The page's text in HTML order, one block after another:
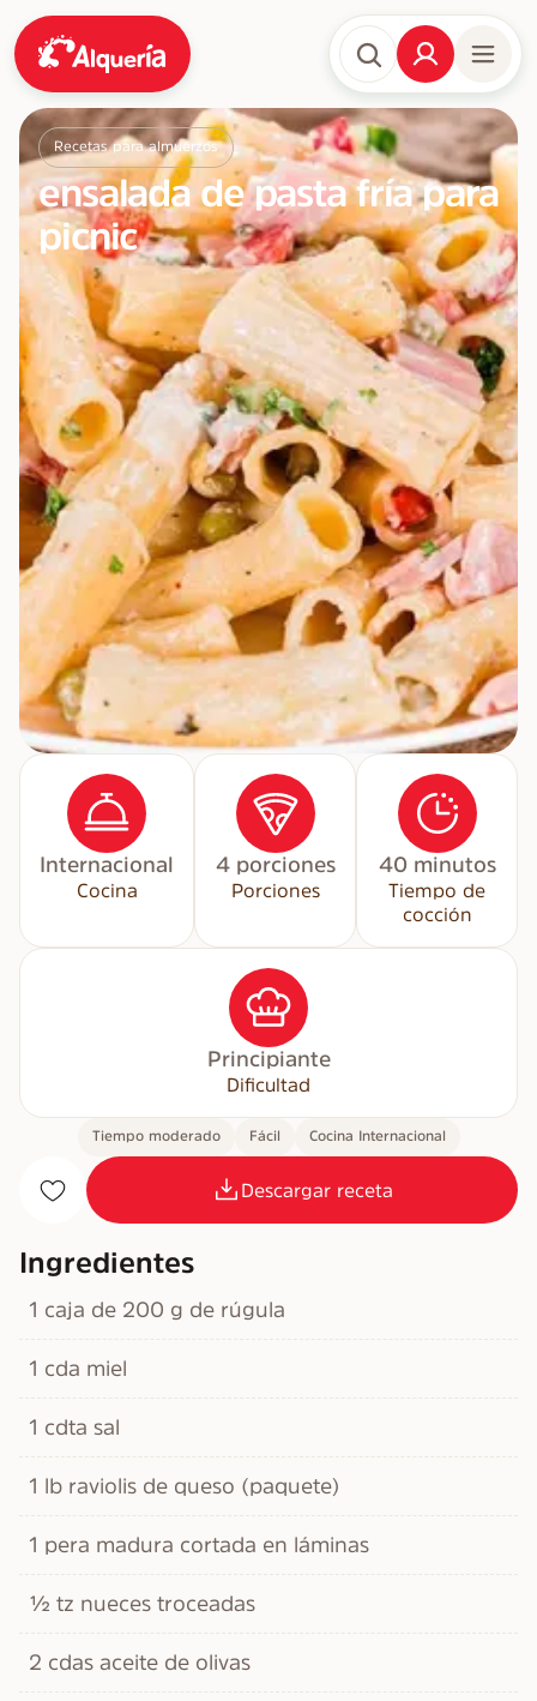
Recetas para almuerzos
ensalada de pasta fría para
picnic
Cocina
Internacional
Porciones
4 porciones
Tiempo de
cocción
40 minutos
Dificultad
Principiante
Tiempo moderado Fácil Cocina Internacional
Descargar receta
Ingredientes
1 caja de 200 g de rúgula
1 cda miel
1 cdta sal
1 lb raviolis de queso (paquete)
1 pera madura cortada en láminas
½ tz nueces troceadas
2 cdas aceite de olivas